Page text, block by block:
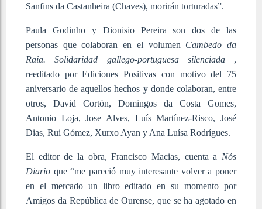
Sanfins da Castanheira (Chaves), morirán torturadas”.
Paula Godinho y Dionisio Pereira son dos de las
personas que colaboran en el volumen Cambedo da
Raia. Solidaridad gallego-portuguesa silenciada ,
reeditado por Ediciones Positivas con motivo del 75
aniversario de aquellos hechos y donde colaboran, entre
otros, David Cortón, Domingos da Costa Gomes,
Antonio Loja, Jose Alves, Luís Martínez-Risco, José
Dias, Rui Gómez, Xurxo Ayan y Ana Luísa Rodrígues.
El editor de la obra, Francisco Macias, cuenta a Nós
Diario que “me pareció muy interesante volver a poner
en el mercado un libro editado en su momento por
Amigos da República de Ourense, que se ha agotado en